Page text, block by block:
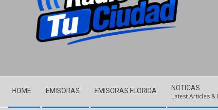
Navigation
Menu
HOME EMISORAS EMISORAS FLORIDA NOTICAS
Latest Articles &